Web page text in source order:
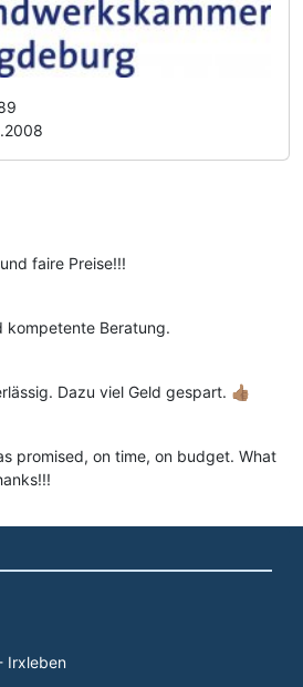
faire Preise!!!
kompetente Beratung.
Dazu viel Geld gespart. 👍🏽
promised, on time, on budget. What
Irxleben